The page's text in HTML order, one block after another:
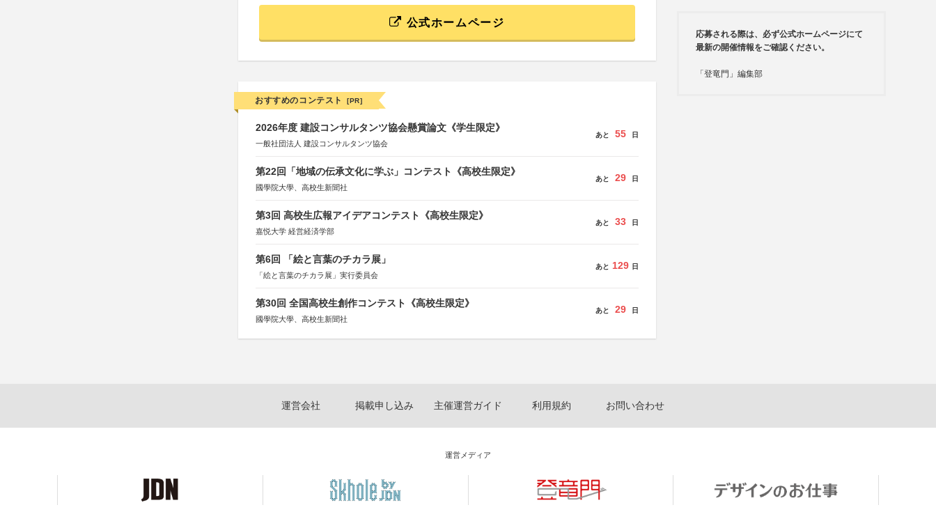
公式ホームページ
おすすめのコンテスト [PR]
2026年度 建設コンサルタンツ協会懸賞論文《学生限定》
一般社団法人 建設コンサルタンツ協会
あと 55 日
第22回「地域の伝承文化に学ぶ」コンテスト《高校生限定》
國學院大學、高校生新聞社
あと 29 日
第3回 高校生広報アイデアコンテスト《高校生限定》
嘉悦大学 経営経済学部
あと 33 日
第6回 「絵と言葉のチカラ展」
「絵と言葉のチカラ展」実行委員会
あと 129 日
第30回 全国高校生創作コンテスト《高校生限定》
國學院大學、高校生新聞社
あと 29 日
応募される際は、必ず公式ホームページにて
最新の開催情報をご確認ください。
「登竜門」編集部
運営会社 掲載申し込み 主催運営ガイド 利用規約 お問い合わせ
運営メディア